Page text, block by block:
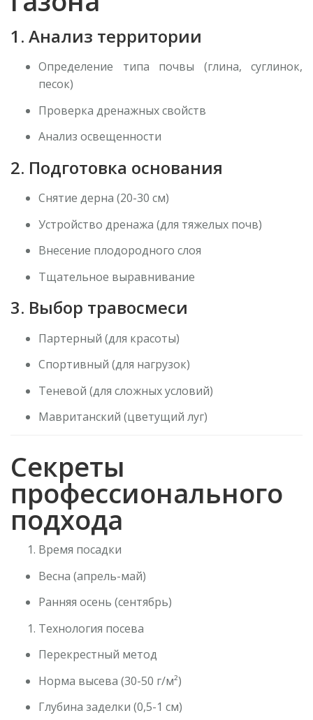
1. Анализ территории
Определение типа почвы (глина, суглинок,
песок)
Проверка дренажных свойств
Анализ освещенности
2. Подготовка основания
Снятие дерна (20-30 см)
Устройство дренажа (для тяжелых почв)
Внесение плодородного слоя
Тщательное выравнивание
3. Выбор травосмеси
Партерный (для красоты)
Спортивный (для нагрузок)
Теневой (для сложных условий)
Мавританский (цветущий луг)
Секреты
профессионального
подхода
Время посадки
Весна (апрель-май)
Ранняя осень (сентябрь)
Технология посева
Перекрестный метод
Норма высева (30-50 г/м²)
Глубина заделки (0,5-1 см)